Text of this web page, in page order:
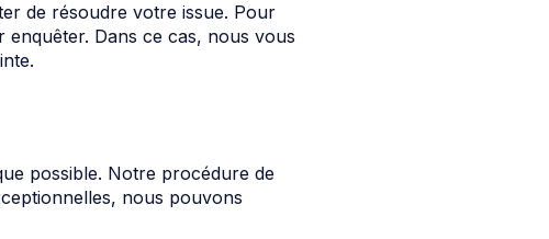
de résoudre votre issue. Pour
Dans ce cas, nous vous
possible. Notre procédure de
nous pouvons